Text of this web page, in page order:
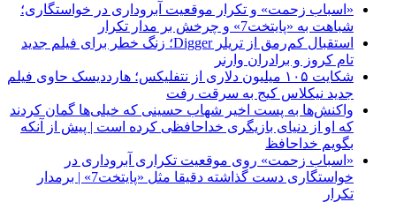
«اسباب زحمت» و تکرار موقعیت آبروداری در خواستگاری؛
شباهت به «پایتخت7» و چرخش بر مدار تکرار
استقبال کم‌رمق از تریلر Digger؛ زنگ خطر برای فیلم جدید
تام کروز و برادران وارنر
شکایت ۱۰۵ میلیون دلاری از نتفلیکس؛ هارددیسک حاوی فیلم
جدید نیکلاس کیج به سرقت رفت
واکنش‌ها به پست اخیر شهاب حسینی که خیلی‌ها گمان کردند
که او از دنیای بازیگری خداحافظی کرده است | پیش از آنکه
بگویم خداحافظ
«اسباب زحمت» روی موقعیت تکراری آبروداری در
خواستگاری دست گذاشته دقیقا مثل «پایتخت7» | برمدار
تکرار